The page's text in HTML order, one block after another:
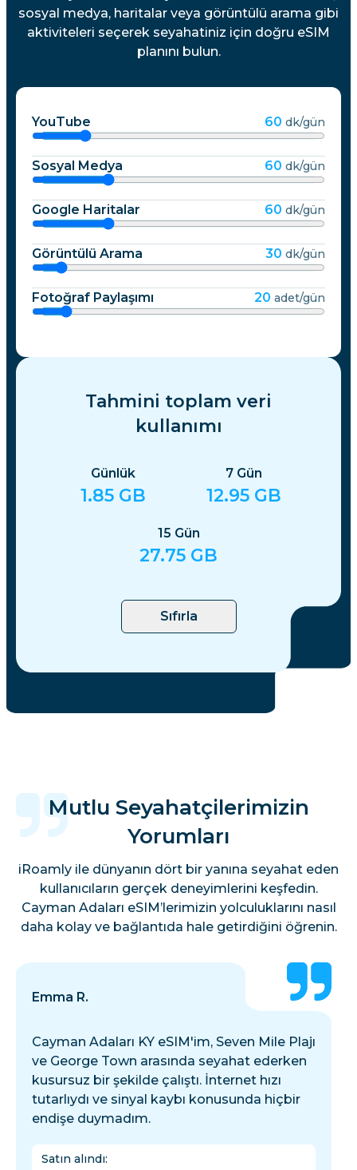
sosyal medya, haritalar veya görüntülü arama gibi
aktiviteleri seçerek seyahatiniz için doğru eSIM
planını bulun.
YouTube 60 dk/gün
Sosyal Medya 60 dk/gün
Google Haritalar 60 dk/gün
Görüntülü Arama 30 dk/gün
Fotoğraf Paylaşımı 20 adet/gün
Tahmini toplam veri
kullanımı
Günlük
1.85 GB
7 Gün
12.95 GB
15 Gün
27.75 GB
Sıfırla
Mutlu Seyahatçilerimizin
Yorumları
iRoamly ile dünyanın dört bir yanına seyahat eden
kullanıcıların gerçek deneyimlerini keşfedin.
Cayman Adaları eSIM’lerimizin yolculuklarını nasıl
daha kolay ve bağlantıda hale getirdiğini öğrenin.
Emma R.
Cayman Adaları KY eSIM'im, Seven Mile Plajı
ve George Town arasında seyahat ederken
kusursuz bir şekilde çalıştı. İnternet hızı
tutarlıydı ve sinyal kaybı konusunda hiçbir
endişe duymadım.
Satın alındı: